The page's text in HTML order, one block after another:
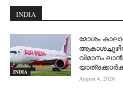
INDIA
INDIA
മോശം
വിമാനം
August 4, 2026